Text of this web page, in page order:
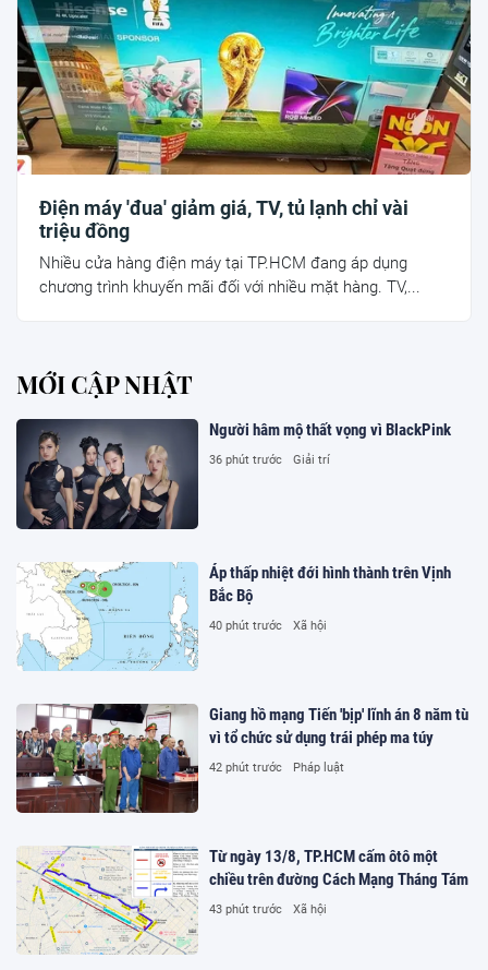
Điện máy 'đua' giảm giá, TV, tủ lạnh chỉ vài
triệu đồng
Nhiều cửa hàng điện máy tại TP.HCM đang áp dụng
chương trình khuyến mãi đối với nhiều mặt hàng. TV,...
MỚI CẬP NHẬT
Người hâm mộ thất vọng vì BlackPink
36 phút trước Giải trí
Áp thấp nhiệt đới hình thành trên Vịnh
Bắc Bộ
40 phút trước Xã hội
Giang hồ mạng Tiến 'bịp' lĩnh án 8 năm tù
vì tổ chức sử dụng trái phép ma túy
42 phút trước Pháp luật
Từ ngày 13/8, TP.HCM cấm ôtô một
chiều trên đường Cách Mạng Tháng Tám
43 phút trước Xã hội